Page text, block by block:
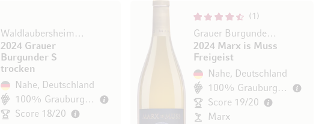
Waldlaubersheimer Altenburg
2024 Grauer
Burgunder S
trocken
Nahe, Deutschland
100% Grauburgunder
Score 18/20
1
Grauer Burgunder trocken
2024 Marx is Muss
Freigeist
Nahe, Deutschland
100% Grauburgunder
Score 19/20
Marx